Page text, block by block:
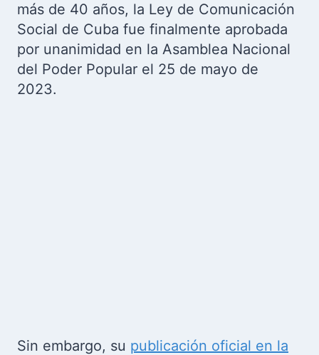
más de 40 años, la Ley de Comunicación
Social de Cuba fue finalmente aprobada
por unanimidad en la Asamblea Nacional
del Poder Popular el 25 de mayo de
2023.
Sin embargo, su publicación oficial en la